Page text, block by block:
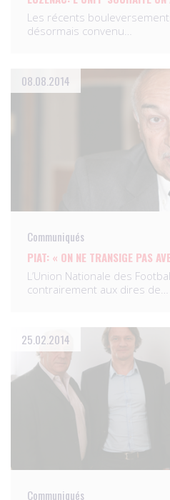
Les récents
désormais convenu…
08.08.2014
Communiqués
PIAT: « ON NE TRANSIGE PAS
L’Union Nationale des
contrairement aux dires de…
25.02.2014
Communiqués